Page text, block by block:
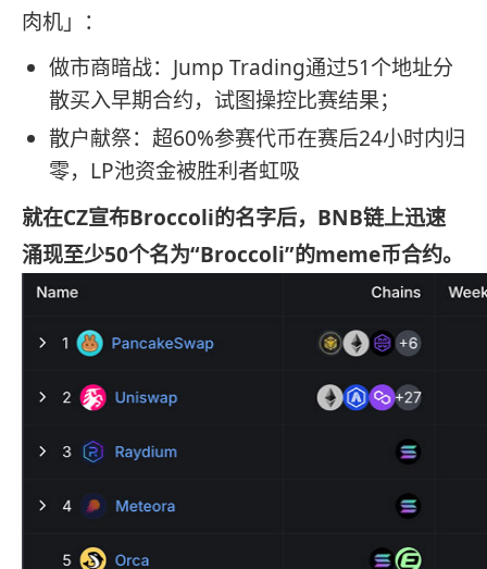
肉机」：
做市商暗战：Jump Trading通过51个地址分
散买入早期合约，试图操控比赛结果；
散户献祭：超60%参赛代币在赛后24小时内归
零，LP池资金被胜利者虹吸
就在CZ宣布Broccoli的名字后，BNB链上迅速
涌现至少50个名为“Broccoli”的meme币合约。